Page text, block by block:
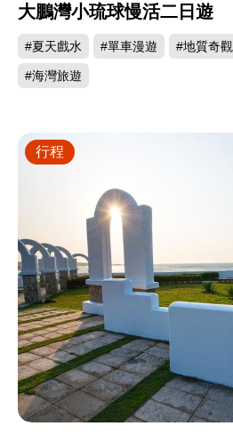
大鵬灣小琉球慢活二日遊
#夏天戲水 #單車漫遊 #地質奇觀
#海灣旅遊
行程